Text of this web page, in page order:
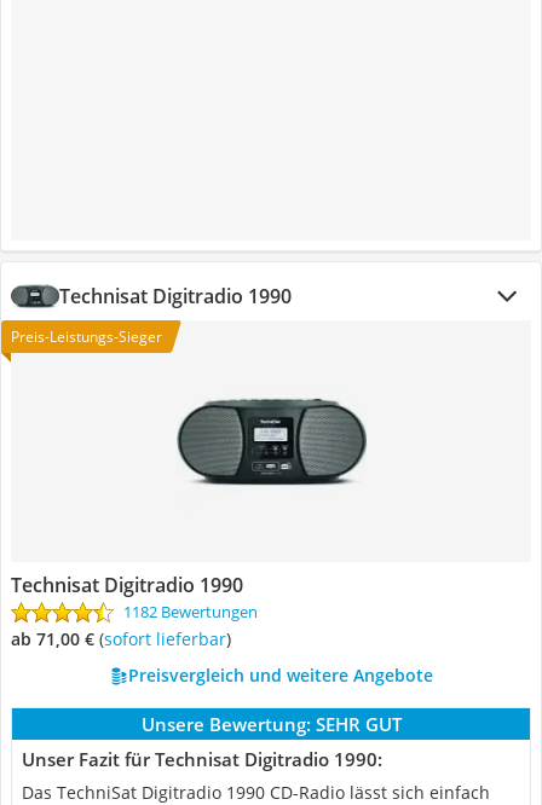
Technisat Digitradio 1990
Preis-Leistungs-Sieger
Technisat Digitradio 1990
1182 Bewertungen
ab 71,00 € ( Sofort lieferbar)
Preisvergleich und weitere Angebote
Unsere Bewertung: SEHR GUT
Unser Fazit für Technisat Digitradio 1990:
Das TechniSat Digitradio 1990 CD-Radio lässt sich einfach